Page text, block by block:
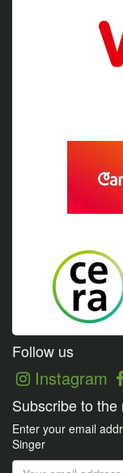
Follow us
Instagram
Subscribe to the
Enter your email
Singer